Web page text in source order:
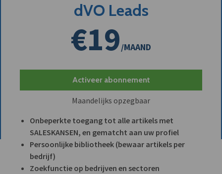
dVO Leads
€19/MAAND
Activeer abonnement
Maandelijks opzegbaar
Onbeperkte toegang tot alle artikels met
SALESKANSEN, en gematcht aan uw profiel
Persoonlijke bibliotheek (bewaar artikels per
bedrijf)
Zoekfunctie op bedrijven en sectoren